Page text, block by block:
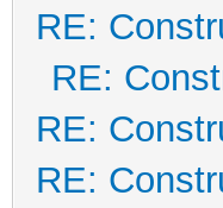
RE:
RE:
RE:
RE: